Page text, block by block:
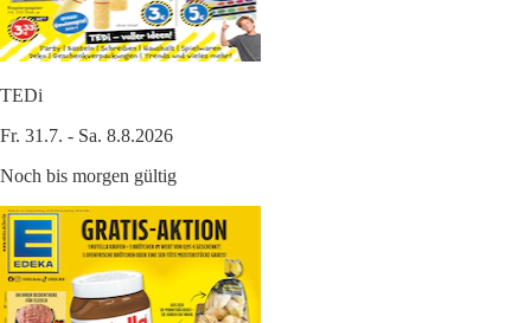
TEDi
Fr. 31.7. - Sa. 8.8.2026
Noch bis morgen gültig